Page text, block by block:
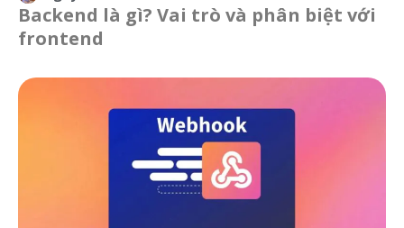
Backend là gì? Vai trò và phân biệt với
frontend